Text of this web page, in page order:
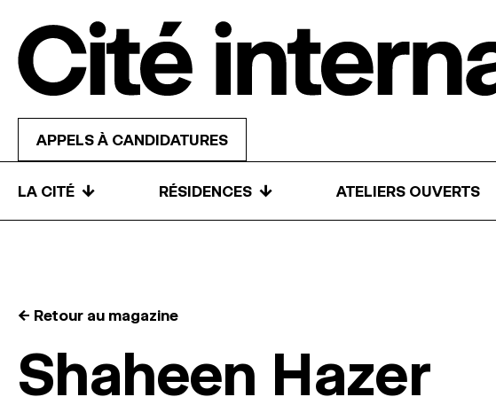
APPELS À CANDIDATURES
LA CITÉ ↓ RÉSIDENCES ↓ ATELIERS OUVERTS
← Retour au magazine
Shaheen Hazer